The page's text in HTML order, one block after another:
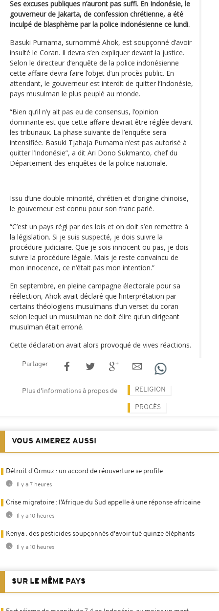
Ses excuses publiques n’auront pas suffi. En Indonésie, le
gouverneur de Jakarta, de confession chrétienne, a été
inculpé de blasphème par la police indonésienne ce lundi.
Basuki Purnama, surnommé Ahok, est soupçonné d’avoir
insulté le Coran. Il devra s’en expliquer devant la justice.
Selon le directeur d’enquête de la police indonésienne
cette affaire devra faire l’objet d’un procès public. En
attendant, le gouverneur est interdit de quitter l’Indonésie,
pays musulman le plus peuplé au monde.
“Bien qu’il n’y ait pas eu de consensus, l’opinion
dominante est que cette affaire devrait être réglée devant
les tribunaux. La phase suivante de l’enquête sera
intensifiée. Basuki Tjahaja Purnama n’est pas autorisé à
quitter l’Indonésie”, a dit Ari Dono Sukmanto, chef du
Département des enquêtes de la police nationale.
Issu d’une double minorité, chrétien et d’origine chinoise,
le gouverneur est connu pour son franc parlé.
“C’est un pays régi par des lois et on doit s’en remettre à
la législation. Si je suis suspecté, je dois suivre la
procédure judiciaire. Que je sois innocent ou pas, je dois
suivre la procédure légale. Mais je reste convaincu de
mon innocence, ce n‘était pas mon intention.”
En septembre, en pleine campagne électorale pour sa
réélection, Ahok avait déclaré que l’interprétation par
certains théologiens musulmans d’un verset du coran
selon lequel un musulman ne doit élire qu’un dirigeant
musulman était erroné.
Cette déclaration avait alors provoqué de vives réactions.
Partager
Plus d'informations à propos de RELIGION
PROCÈS
VOUS AIMEREZ AUSSI
Détroit d'Ormuz : un accord de réouverture se profile
Il y a 7 heures
Crise migratoire : l’Afrique du Sud appelle à une réponse africaine
Il y a 10 heures
Kenya : des pesticides soupçonnés d'avoir tué quinze éléphants
Il y a 10 heures
SUR LE MÊME PAYS